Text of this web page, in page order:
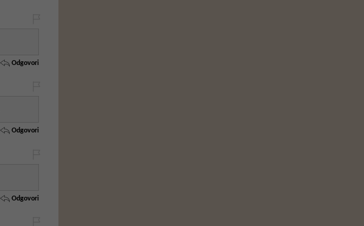
Odgovori
Odgovori
Odgovori